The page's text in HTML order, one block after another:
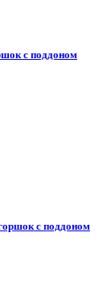
с поддоном
с поддоном